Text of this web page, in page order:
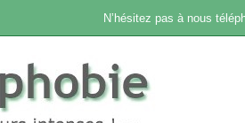
N’hésitez pas à nous